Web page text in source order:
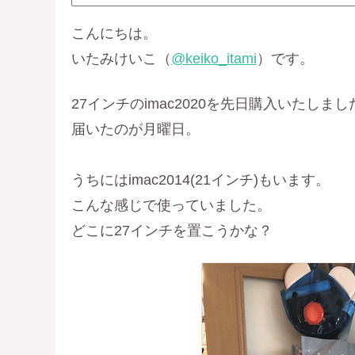
こんにちは。
いたみけいこ（ @keiko_itami ）です。
27インチのimac2020を先日購入いたしまし
届いたのが月曜日。
うちにはimac2014(21インチ)もいます。
こんな感じで使っていました。
どこに27インチを置こうかな？